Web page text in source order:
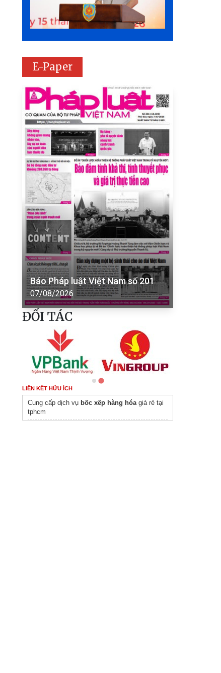
E-Paper
Báo Pháp luật Việt Nam số 201
07/08/2026
ĐỐI TÁC
LIÊN KẾT HỮU ÍCH
Cung cấp dịch vụ bốc xếp hàng hóagiá rẻ tại
tphcm